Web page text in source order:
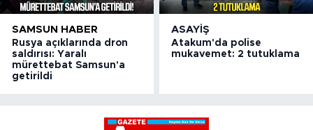
SAMSUN HABER
Rusya açıklarında dron
saldırısı: Yaralı
mürettebat Samsun'a
getirildi
ASAYIŞ
Atakum'da polise
mukavemet: 2 tutuklama